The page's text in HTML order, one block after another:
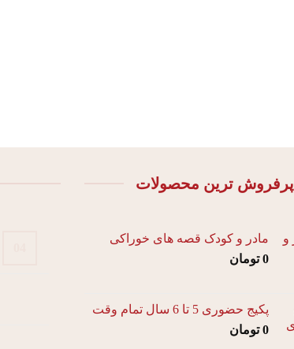
پرفروش ترین محصولات
مادر و کودک قصه های خوراکی
0 تومان
پکیج حضوری 5 تا 6 سال تمام وقت
0 تومان